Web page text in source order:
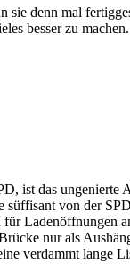
denn mal
besser zu machen.
ist das
von der
Ladenöffnungen
nur als
verdammt lange